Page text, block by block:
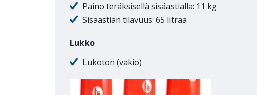
Paino teräksisellä sisäastialla: 11 kg
Sisäastian tilavuus: 65 litraa
Lukko
Lukoton (vakio)